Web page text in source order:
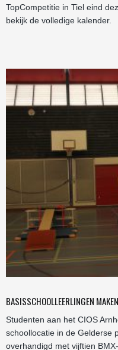
TopCompetitie in Tiel eind
bekijk de volledige kalender.
BASISSCHOOLLEERLINGEN
Studenten aan het CIOS
schoollocatie in de Gelderse
overhandigd met vijftien